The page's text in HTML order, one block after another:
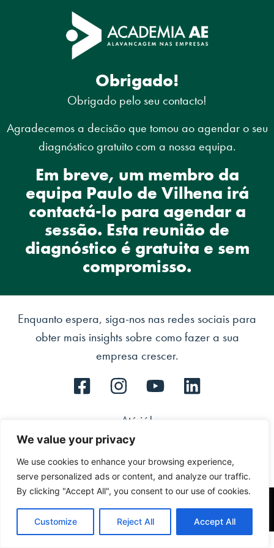
We value your privacy
We use cookies to enhance your browsing experience,
serve personalized ads or content, and analyze our traffic.
By clicking "Accept All", you consent to our use of cookies.
Customize Reject All Accept All
Obrigado!
Obrigado pelo seu contacto!
Agradecemos a decisão que tomou ao agendar o seu
diagnóstico gratuito com a nossa equipa.
Em breve, um membro da
equipa Paulo de Vilhena irá
contactá-lo para agendar a
sessão. Esta reunião de
diagnóstico é gratuita e sem
compromisso.
Enquanto espera, siga-nos nas redes sociais para
obter mais insights sobre como fazer a sua
empresa crescer.
Até já!
© COPYRIGHT PAULO DE VILHENA – OAKMARK Lda. Todos os direitos reservados. |
Política de Privacidade. Política de Cookies.